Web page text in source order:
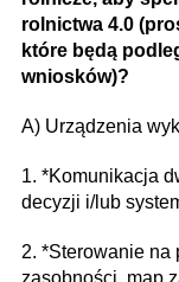
rolnictwa 4.0
które będą
wniosków)?
A) Urządzenia
1. *Komunikacja
decyzji i/lub
2. *Sterowanie na
zasobności, map